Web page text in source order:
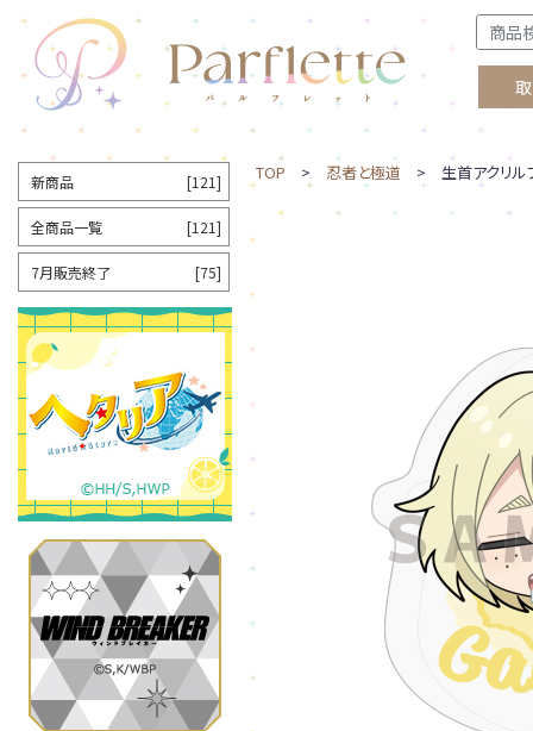
TOP > 忍者と極道 > 生首アクリル
新商品 [121]
全商品一覧 [121]
7月販売終了 [75]